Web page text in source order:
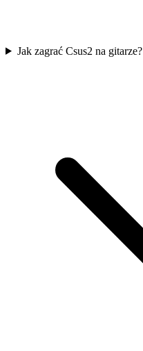
Jak zagrać Csus2 na gitarze?